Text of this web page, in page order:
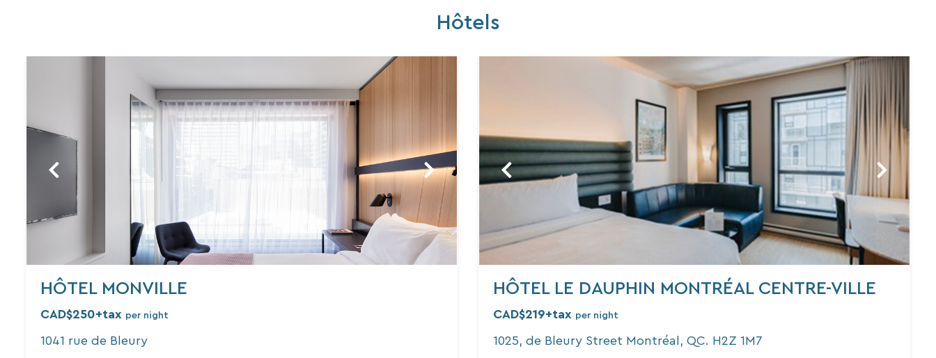
Hôtels
HÔTEL MONVILLE
CAD$250+tax per night
1041 rue de Bleury
HÔTEL LE DAUPHIN MONTRÉAL CENTRE-VILLE
CAD$219+tax per night
1025, de Bleury Street Montréal, QC. H2Z 1M7